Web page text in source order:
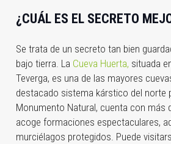
¿CUÁL ES EL SECRETO
Se trata de un secreto tan bien
bajo tierra. La Cueva Huerta, situada
Teverga, es una de las mayores
destacado sistema kárstico del norte
Monumento Natural, cuenta con más
acoge formaciones espectaculares,
murciélagos protegidos. Puede